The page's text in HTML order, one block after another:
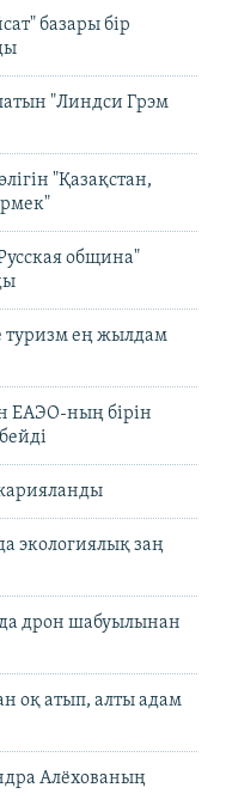
базары бір
"Линдси Грэм
"Қазақстан,
община"
туризм ең жылдам
ЕАЭО-ның бірін
жарияланды
экологиялық заң
дрон шабуылынан
оқ атып, алты адам
Алёхованың